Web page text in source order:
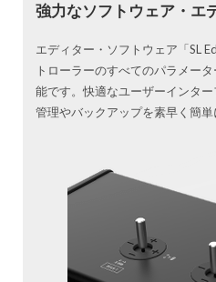
強力なソフトウェア・エ
エディター・ソフトウェア「SL
トローラーのすべてのパラメー
能です。快適なユーザーインタ
管理やバックアップを素早く簡単